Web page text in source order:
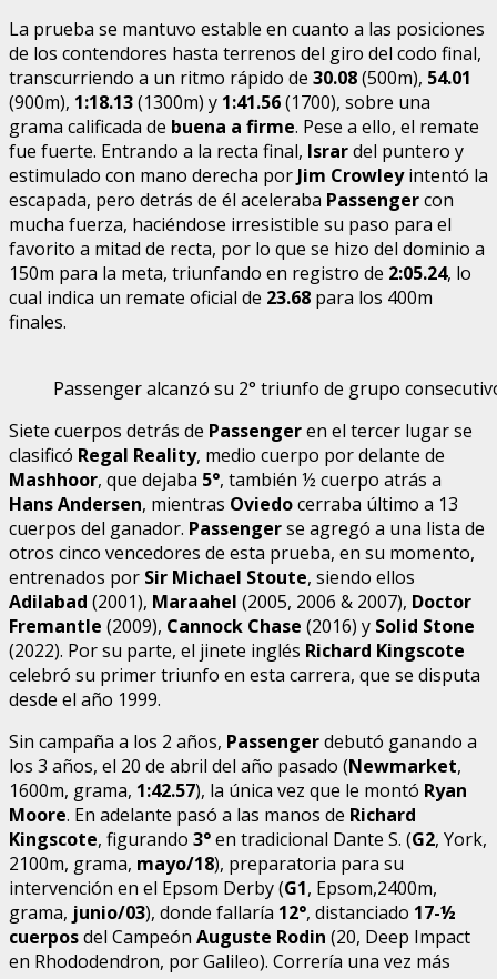
La prueba se mantuvo estable en cuanto a las posiciones
de los contendores hasta terrenos del giro del codo final,
transcurriendo a un ritmo rápido de 30.08(500m), 54.01
(900m), 1:18.13(1300m) y 1:41.56(1700), sobre una
grama calificada de buena a firme. Pese a ello, el remate
fue fuerte. Entrando a la recta final, Isrardel puntero y
estimulado con mano derecha por Jim Crowleyintentó la
escapada, pero detrás de él aceleraba Passengercon
mucha fuerza, haciéndose irresistible su paso para el
favorito a mitad de recta, por lo que se hizo del dominio a
150m para la meta, triunfando en registro de 2:05.24, lo
cual indica un remate oficial de 23.68 para los 400m
finales.
Passenger alcanzó su 2° triunfo de grupo
Siete cuerpos detrás de Passengeren el tercer lugar se
clasificó Regal Reality, medio cuerpo por delante de
Mashhoor, que dejaba 5°, también ½ cuerpo atrás a
Hans Andersen, mientras Oviedocerraba último a 13
cuerpos del ganador. Passengerse agregó a una lista de
otros cinco vencedores de esta prueba, en su momento,
entrenados por Sir Michael Stoute, siendo ellos
Adilabad (2001), Maraahel (2005, 2006 & 2007), Doctor
Fremantle (2009), Cannock Chase (2016) y Solid Stone
(2022). Por su parte, el jinete inglés Richard Kingscote
celebró su primer triunfo en esta carrera, que se disputa
desde el año 1999.
Sin campaña a los 2 años, Passengerdebutó ganando a
los 3 años, el 20 de abril del año pasado (Newmarket,
1600m, grama, 1:42.57), la única vez que le montó Ryan
Moore. En adelante pasó a las manos de Richard
Kingscote, figurando 3°en tradicional Dante S. (G2, York,
2100m, grama, mayo/18), preparatoria para su
intervención en el Epsom Derby (G1, Epsom,2400m,
grama, junio/03), donde fallaría 12°, distanciado 17-½
cuerposdel Campeón Auguste Rodin (20, Deep Impact
en Rhododendron, por Galileo). Correría una vez más